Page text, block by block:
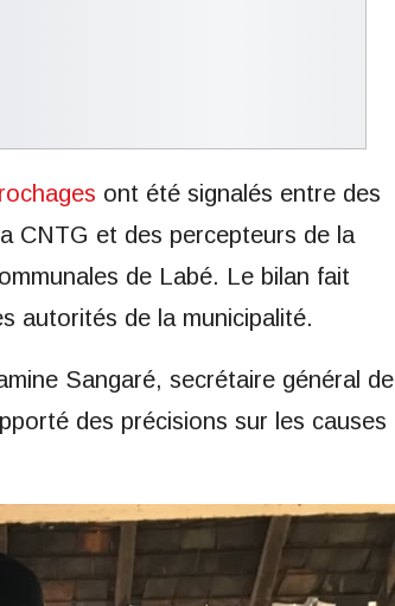
ont été signalés entre des
CNTG et des percepteurs de la
de Labé. Le bilan fait
autorités de la municipalité.
Sangaré, secrétaire général de
des précisions sur les causes